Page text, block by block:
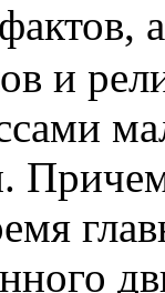
и
Причем